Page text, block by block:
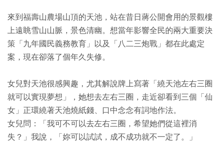
來到福壽山農場山頂的天池，站在昔日蔣公開會用的景觀樓
上遠眺雪山山脈，景色清幽。想當年影響全民的兩大重要決
策「九年國民義務教育」以及「八二三炮戰」都在此處定
案，現在卻落了個年久失修。
女兒對天池很感興趣，尤其解說牌上寫著「繞天池左右三圈
就可以實現夢想」，她想去左右三圈，走近卻看到三個「仙
女」正環繞著天池燒紙錢、口中念念有詞地作法。
女兒問：「我可不可以去左右三圈，希望她們從這裡消
失？」我說，「妳可以試試，成不成功就不一定了。」